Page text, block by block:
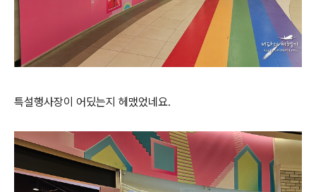
특설행사장이 어딨는지 헤맸었네요.